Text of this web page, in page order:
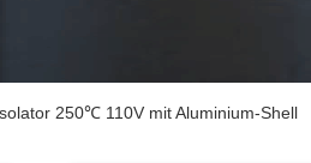
250℃ 110V mit Aluminium-Shell